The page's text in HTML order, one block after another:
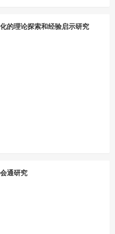
的理论探索和经验启示研究
通研究